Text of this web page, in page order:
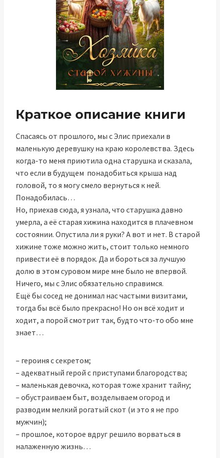
Краткое описание книги
Спасаясь от прошлого, мы с Элис приехали в
маленькую деревушку на краю королевства. Здесь
когда-то меня приютила одна старушка и сказала,
что если в будущем понадобиться крыша над
головой, то я могу смело вернуться к ней.
Понадобилась…
Но, приехав сюда, я узнала, что старушка давно
умерла, а её старая хижина находится в плачевном
состоянии. Опустила ли я руки? А вот и нет. В старой
хижине тоже можно жить, стоит только немного
привести её в порядок. Да и бороться за лучшую
долю в этом суровом мире мне было не впервой.
Ничего, мы с Элис обязательно справимся.
Ещё бы сосед не донимал нас частыми визитами,
тогда бы всё было прекрасно! Но он всё ходит и
ходит, а порой смотрит так, будто что-то обо мне
знает…
– героиня с секретом;
– адекватный герой с приступами благородства;
– маленькая девочка, которая тоже хранит тайну;
– обустраиваем быт, возделываем огород и
разводим мелкий рогатый скот (и это я не про
мужчин);
– прошлое, которое вдруг решило ворваться в
налаженную жизнь…